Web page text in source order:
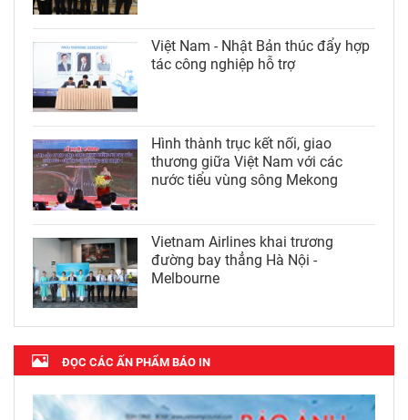
Việt Nam - Nhật Bản thúc đẩy hợp
tác công nghiệp hỗ trợ
Hình thành trục kết nối, giao
thương giữa Việt Nam với các
nước tiểu vùng sông Mekong
Vietnam Airlines khai trương
đường bay thẳng Hà Nội -
Melbourne
ĐỌC CÁC ẤN PHẨM BÁO IN